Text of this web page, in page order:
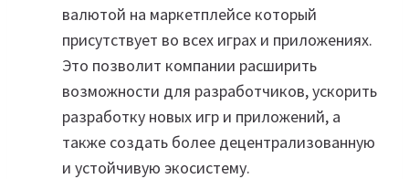
валютой на маркетплейсе который
присутствует во всех играх и приложениях.
Это позволит компании расширить
возможности для разработчиков, ускорить
разработку новых игр и приложений, а
также создать более децентрализованную
и устойчивую экосистему.